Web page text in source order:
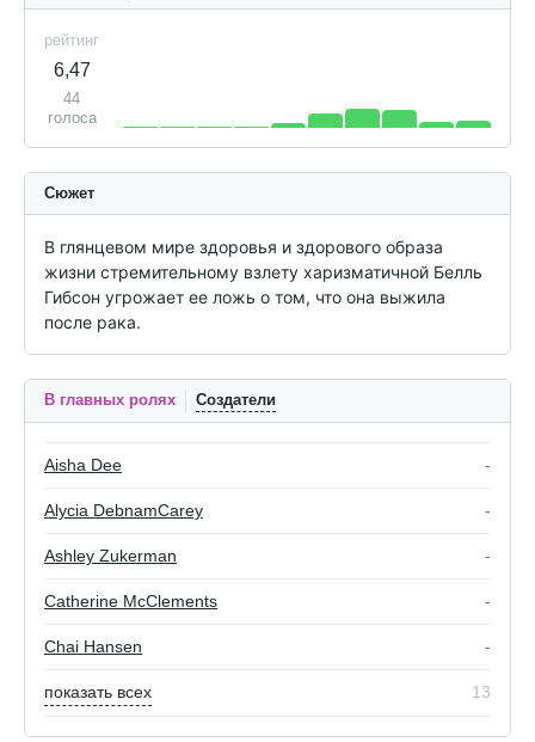
рейтинг
6,47
44
голоса
Сюжет
В глянцевом мире здоровья и здорового образа
жизни стремительному взлету харизматичной Белль
Гибсон угрожает ее ложь о том, что она выжила
после рака.
В главных ролях Создатели
Aisha Dee -
Alycia DebnamCarey -
Ashley Zukerman -
Catherine McClements -
Chai Hansen -
показать всех 13